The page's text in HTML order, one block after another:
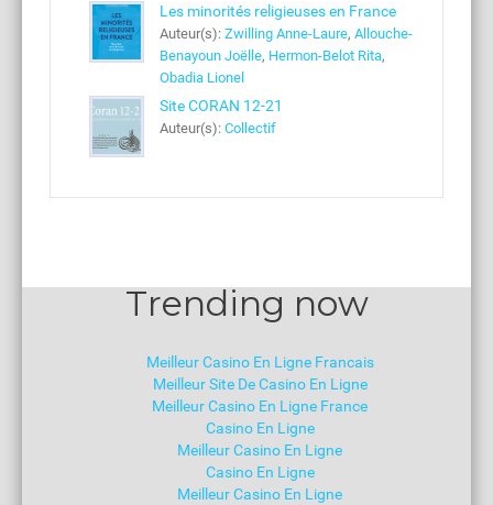
Les minorités religieuses en France
Auteur(s):Zwilling Anne-Laure,Allouche-
Benayoun Joëlle, Hermon-Belot Rita,
Obadia Lionel
Site CORAN 12-21
Auteur(s):Collectif
Trending now
Meilleur Casino En Ligne Francais
Meilleur Site De Casino En Ligne
Meilleur Casino En Ligne France
Casino En Ligne
Meilleur Casino En Ligne
Casino En Ligne
Meilleur Casino En Ligne